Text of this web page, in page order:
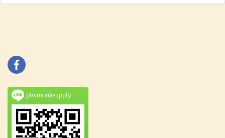
ptwmonksupply